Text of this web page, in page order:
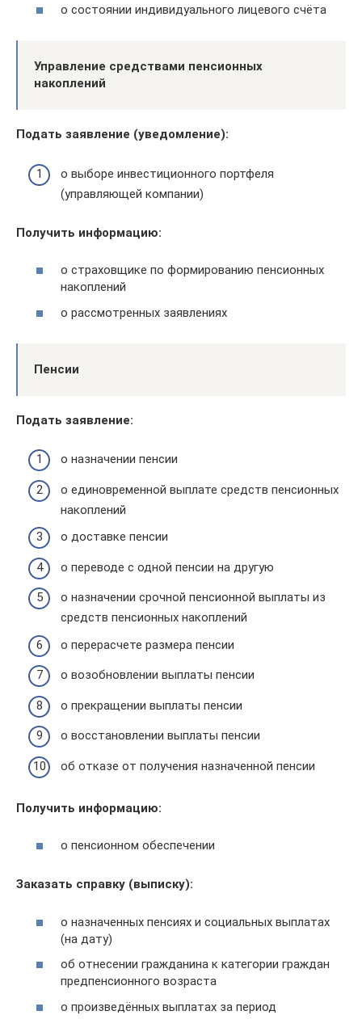
о состоянии индивидуального лицевого счёта
Управление средствами пенсионных
накоплений
Подать заявление (уведомление):
о выборе инвестиционного портфеля
(управляющей компании)
Получить информацию:
о страховщике по формированию пенсионных
накоплений
о рассмотренных заявлениях
Пенсии
Подать заявление:
о назначении пенсии
о единовременной выплате средств пенсионных
накоплений
о доставке пенсии
о переводе с одной пенсии на другую
о назначении срочной пенсионной выплаты из
средств пенсионных накоплений
о перерасчете размера пенсии
о возобновлении выплаты пенсии
о прекращении выплаты пенсии
о восстановлении выплаты пенсии
об отказе от получения назначенной пенсии
Получить информацию:
о пенсионном обеспечении
Заказать справку (выписку):
о назначенных пенсиях и социальных выплатах
(на дату)
об отнесении гражданина к категории граждан
предпенсионного возраста
о произведённых выплатах за период